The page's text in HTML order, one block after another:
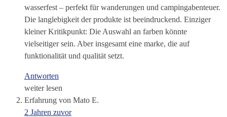
wasserfest – perfekt für wanderungen und campingabenteuer.
Die langlebigkeit der produkte ist beeindruckend. Einziger
kleiner Kritikpunkt: Die Auswahl an farben könnte
vielseitiger sein. Aber insgesamt eine marke, die auf
funktionalität und qualität setzt.
Antworten
weiter lesen
Erfahrung von Mato E.
2 Jahren zuvor